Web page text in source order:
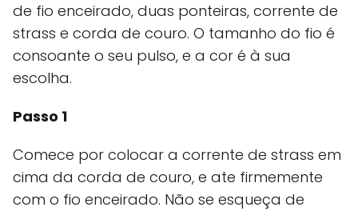
de fio enceirado, duas ponteiras, corrente de
strass e corda de couro. O tamanho do fio é
consoante o seu pulso, e a cor é à sua
escolha.
Passo 1
Comece por colocar a corrente de strass em
cima da corda de couro, e ate firmemente
com o fio enceirado. Não se esqueça de